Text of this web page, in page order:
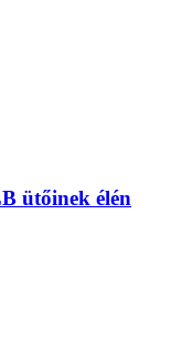
ütőinek élén